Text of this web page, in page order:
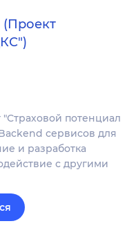
(Проект
потенциал
сервисов для
и разработка
с другими